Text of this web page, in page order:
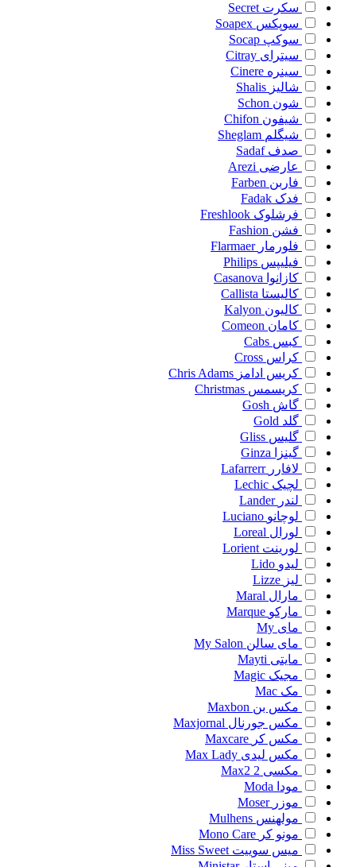
سکرت Secret
سوپکس Soapex
سوکپ Socap
سیترای Citray
سینره Cinere
شالیز Shalis
شون Schon
شیفون Chifon
شیگلم Sheglam
صدف Sadaf
عارضی Arezi
فاربن Farben
فدک Fadak
فرشلوک Freshlook
فشن Fashion
فلورمار Flarmaer
فیلیپس Philips
کازانوا Casanova
کالیستا Callista
کالیون Kalyon
کامان Comeon
کبس Cabs
کراس Cross
کریس ادامز Chris Adams
کریسمس Christmas
گاش Gosh
گلد Gold
گلیس Gliss
گینزا
Ginza
لافارر Lafarrerr
لچیک Lechic
لندر Lander
لوچانو Luciano
لورال Loreal
لورینت Lorient
لیدو Lido
لیز Lizze
مارال Maral
مارکو Marque
مای My
مای سالن My Salon
مایتی Mayti
مجیک Magic
مک Mac
مکس بن Maxbon
مکس جورنال Maxjornal
مکس کر Maxcare
مکس لیدی Max Lady
مکسی 2
Max2
مودا Moda
موزر Moser
مولهنس Mulhens
مونو کر Mono Care
میس سوییت Miss Sweet